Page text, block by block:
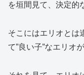
を垣間見て、決定的
そこにはエリオとは
て”良い子”なエリオ